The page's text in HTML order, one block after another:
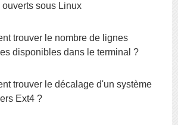
ouverts sous Linux
trouver le nombre de lignes
disponibles dans le terminal ?
trouver le décalage d'un système
Ext4 ?